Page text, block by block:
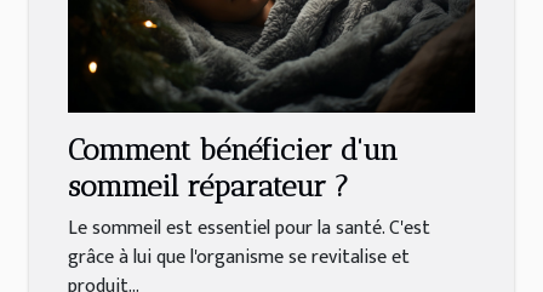
Comment bénéficier d'un
sommeil réparateur ?
Le sommeil est essentiel pour la santé. C'est
grâce à lui que l'organisme se revitalise et